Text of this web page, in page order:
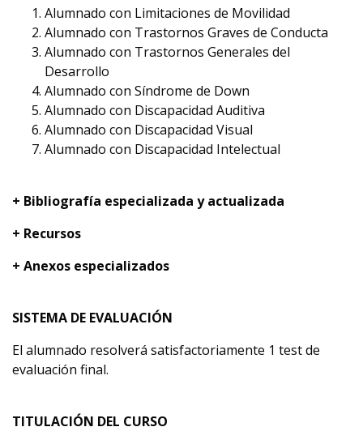
Alumnado con Limitaciones de Movilidad
Alumnado con Trastornos Graves de Conducta
Alumnado con Trastornos Generales del
Desarrollo
Alumnado con Síndrome de Down
Alumnado con Discapacidad Auditiva
Alumnado con Discapacidad Visual
Alumnado con Discapacidad Intelectual
+ Bibliografía especializada y actualizada
+ Recursos
+ Anexos especializados
SISTEMA DE EVALUACIÓN
El alumnado resolverá satisfactoriamente 1 test de
evaluación final.
TITULACIÓN DEL CURSO